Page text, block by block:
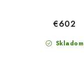
Skladom
€602